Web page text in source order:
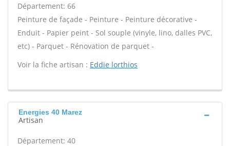
Département: 66
Peinture de façade - Peinture - Peinture décorative -
Enduit - Papier peint - Sol souple (vinyle, lino, dalles PVC,
etc) - Parquet - Rénovation de parquet -
Voir la fiche artisan : Eddie lorthios
Energies 40 Marez
Artisan
Département: 40